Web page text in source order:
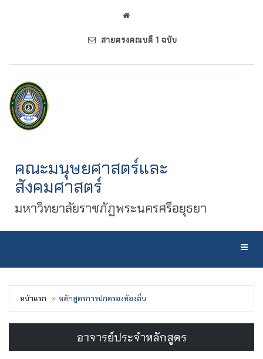
สายตรงคณบดี 1 ฉบับ
คณะมนุษยศาสตร์และ
สังคมศาสตร์
มหาวิทยาลัยราชภัฏพระนครศรีอยุธยา
หน้าแรก หลักสูตรการปกครองท้องถิ่น
อาจารย์ประจำหลักสูตร